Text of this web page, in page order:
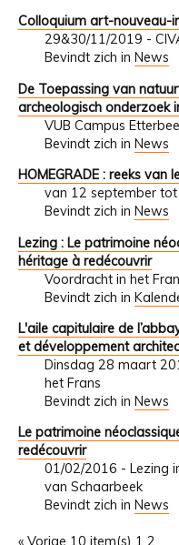
Colloquium art-nouveau-
29&30/11/2019 -
Bevindt zich in News
De Toepassing van
archeologisch onderzoek
VUB Campus
Bevindt zich in News
HOMEGRADE : reeks
van 12 september
Bevindt zich in News
Lezing : Le patrimoine
héritage à redécouvrir
Voordracht in het
Bevindt zich in
L'aile capitulaire de
et développement
Dinsdag 28 maart
het Frans
Bevindt zich in News
Le patrimoine
redécouvrir
01/02/2016 - Lezing
van Schaarbeek
Bevindt zich in News
« Vorige 10 item(s) 1 2